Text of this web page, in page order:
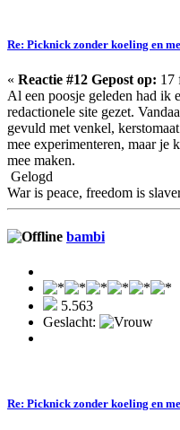
Re: Picknick zonder koeling en
« Reactie #12 Gepost op: 17
Al een poosje geleden had ik
redactionele site gezet.
gevuld met venkel,
mee experimenteren, maar je
mee maken.
Gelogd
War is peace, freedom is
bambi
5.563
Geslacht:
Re: Picknick zonder koeling en